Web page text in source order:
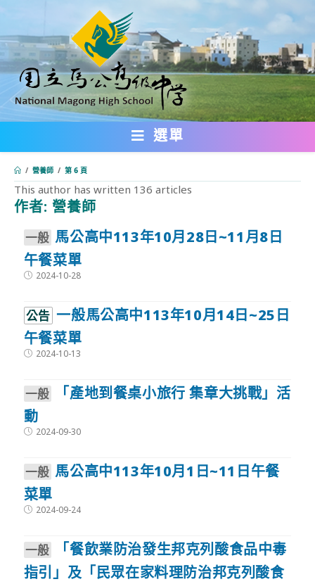
轉
主
要
內
選單
作者: 營養師
This author has written 136 articles
/ 營養師 / 第 6 頁
⼀般 馬公高中113年10月28日~11月8日
午餐菜單
Post2024-10-28
公告 ⼀般馬公高中113年10月14日~25日
午餐菜單
Post2024-10-13
⼀般
「產地到餐桌小旅行 集章大挑戰」活
動
Post2024-09-30
⼀般 馬公高中113年10月1日~11日午餐
菜單
Post2024-09-24
⼀般
「餐飲業防治發生邦克列酸食品中毒
指引」及「民眾在家料理防治邦克列酸食